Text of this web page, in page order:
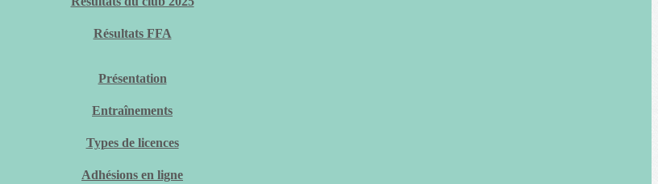
Résultats FFA
Présentation
Entraînements
Types de licences
Adhésions en ligne